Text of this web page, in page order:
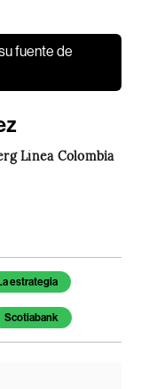
fuente de
Línea Colombia
estrategia
Scotiabank